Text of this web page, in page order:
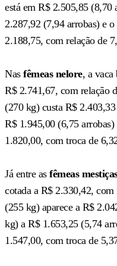
está em R$ 2.505,85 (8,70
2.287,92 (7,94 arrobas) e
2.188,75, com relação de
Nas fêmeas nelore, a vaca
R$ 2.741,67, com relação
(270 kg) custa R$
R$ 1.945,00 (6,75
1.820,00, com troca de
Já entre as fêmeas
cotada a R$ 2.330,42,
(255 kg) aparece a R$
kg) a R$ 1.653,25 (5,74
1.547,00, com troca de